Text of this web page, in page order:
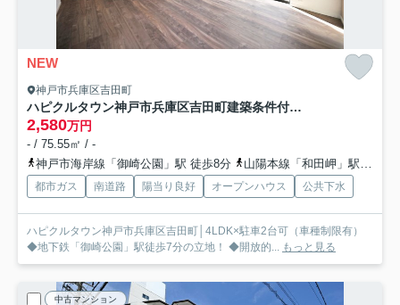
NEW
神戸市兵庫区吉田町
ハピクルタウン神戸市兵庫区吉田町建築条件付土地
2,580万円
- / 75.55㎡ / -
神戸市海岸線「御崎公園」駅 徒歩8分
山陽本線「和田岬」駅 徒歩9分
都市ガス 南道路 陽当り良好 オープンハウス 公共下水
ハピクルタウン神戸市兵庫区吉田町│4LDK×駐車2台可（車種制限有）
◆地下鉄「御崎公園」駅徒歩7分の立地！ ◆開放的...
もっと見る
中古マンション